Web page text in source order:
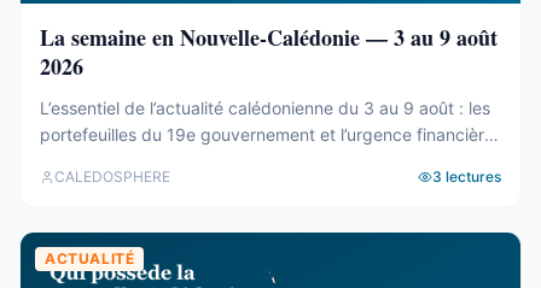
La semaine en Nouvelle-Calédonie — 3 au 9 août
2026
L’essentiel de l’actualité calédonienne du 3 au 9 août : les
portefeuilles du 19e gouvernement et l’urgence financière,
Mont-Dore, le Betico en panne et le Forum du Pacifique
CALEDOSPHERE 3 lectures
ACTUALITÉ